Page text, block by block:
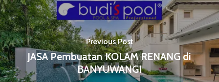
Previous Post
JASA Pembuatan KOLAM RENANG di
BANYUWANGI